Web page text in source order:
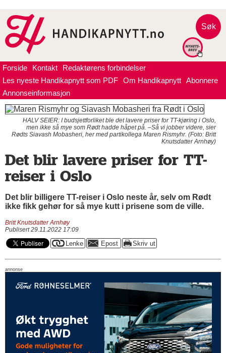
Søk
Forside Kontakt
Redaktørens forbindelser
Les nyeste Handikapnytt som PDF Om Handikapnytt Abonnere
Annonseinformasjon
HALV SEIER: I budsjettforliket ble det lavere priser for TT-kjøring i Oslo,
men ikke så mye som Rødt hadde håpet på. –Så vi jobber videre, sier
Rødts Siavash Mobasheri, her med partikollega Maren Rismyhr. (Foto: Britt
Knutsdatter Arnhøy)
Det blir lavere priser for TT-
reiser i Oslo
Det blir billigere TT-reiser i Oslo neste år, selv om Rødt
ikke fikk gehør for så mye kutt i prisene som de ville.
Britt Knutsdatter Arnhøy
Publisert 29.11.2022 17:09
annonse